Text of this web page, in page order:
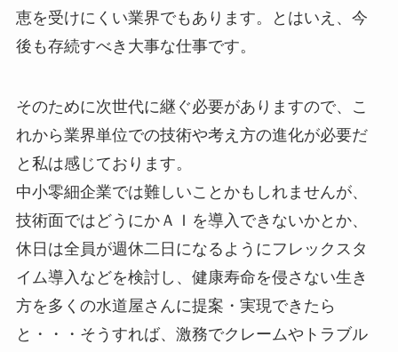
恵を受けにくい業界でもあります。とはいえ、今
後も存続すべき大事な仕事です。
そのために次世代に継ぐ必要がありますので、こ
れから業界単位での技術や考え方の進化が必要だ
と私は感じております。
中小零細企業では難しいことかもしれませんが、
技術面ではどうにかＡＩを導入できないかとか、
休日は全員が週休二日になるようにフレックスタ
イム導入などを検討し、健康寿命を侵さない生き
方を多くの水道屋さんに提案・実現できたら
と・・・そうすれば、激務でクレームやトラブル